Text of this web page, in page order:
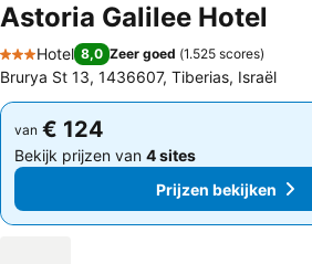
Astoria Galilee Hotel
3 Sterren
Hotel 8,0 Zeer goed (1.525 scores)
Brurya St 13, 1436607, Tiberias, Israël
van € 124
Bekijk prijzen van 4 sites
Prijzen bekijken
van € 124
Bekijk prijzen van 4 sites
Prijzen bekijken